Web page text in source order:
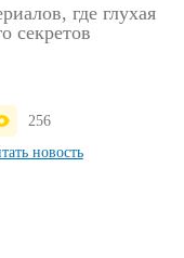
где глухая
секретов
256
новость